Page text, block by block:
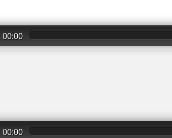
00:00
00:00